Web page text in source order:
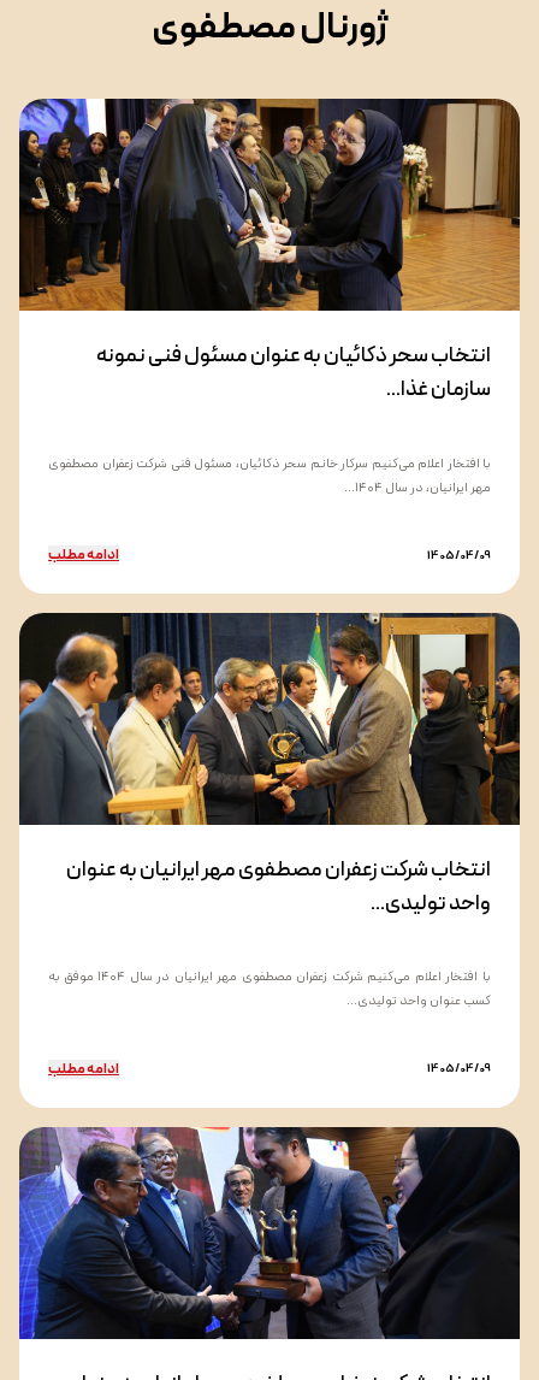
ژورنال مصطفوی
انتخاب سحر ذکائیان به عنوان مسئول فنی نمونه
سازمان غذا...
با افتخار اعلام می‌کنیم سرکار خانم سحر ذکائیان، مسئول فنی شرکت زعفران مصطفوی
مهر ایرانیان، در سال ۱۴۰۴...
1405/04/09 ادامه مطلب
انتخاب شرکت زعفران مصطفوی مهر ایرانیان به عنوان
واحد تولیدی...
با افتخار اعلام می‌کنیم شرکت زعفران مصطفوی مهر ایرانیان در سال ۱۴۰۴ موفق به
کسب عنوان واحد تولیدی...
1405/04/09 ادامه مطلب